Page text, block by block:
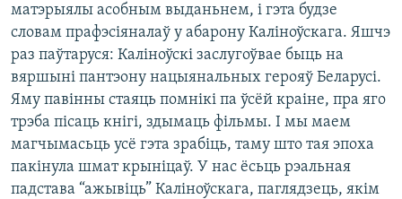
матэрыялы асобным выданьнем, і гэта будзе
словам прафэсіяналаў у абарону Каліноўскага. Яшчэ
раз паўтаруся: Каліноўскі заслугоўвае быць на
вяршыні пантэону нацыянальных герояў Беларусі.
Яму павінны стаяць помнікі па ўсёй краіне, пра яго
трэба пісаць кнігі, здымаць фільмы. І мы маем
магчымасьць усё гэта зрабіць, таму што тая эпоха
пакінула шмат крыніцаў. У нас ёсьць рэальная
падстава “ажывіць” Каліноўскага, паглядзець, якім